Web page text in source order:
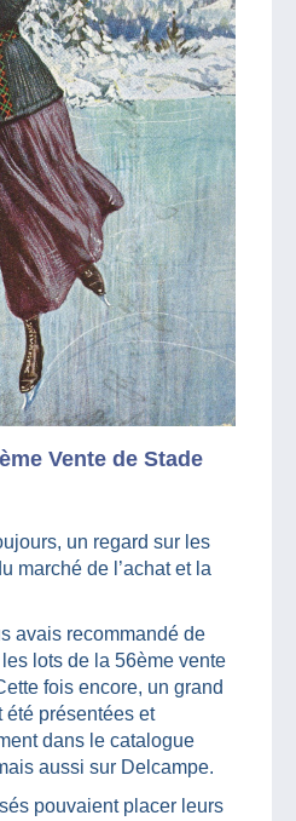
Vente de Stade
un regard sur les
marché de l’achat et la
avais recommandé de
lots de la 56ème vente
fois encore, un grand
été présentées et
dans le catalogue
aussi sur Delcampe.
pouvaient placer leurs